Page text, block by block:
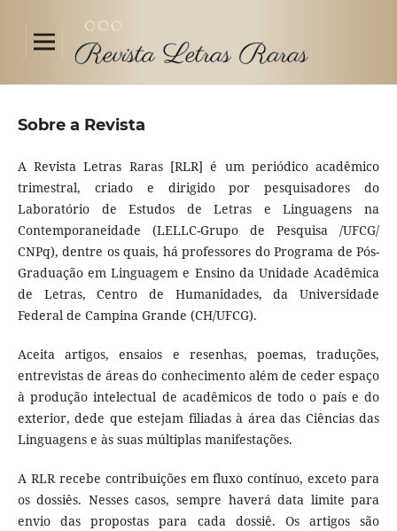
Sobre a Revista
A Revista Letras Raras [RLR] é um periódico acadêmico
trimestral, criado e dirigido por pesquisadores do
Laboratório de Estudos de Letras e Linguagens na
Contemporaneidade (LELLC-Grupo de Pesquisa /UFCG/
CNPq), dentre os quais, há professores do Programa de Pós-
Graduação em Linguagem e Ensino da Unidade Acadêmica
de Letras, Centro de Humanidades, da Universidade
Federal de Campina Grande (CH/UFCG).
Aceita artigos, ensaios e resenhas, poemas, traduções,
entrevistas de áreas do conhecimento além de ceder espaço
à produção intelectual de acadêmicos de todo o país e do
exterior, dede que estejam filiadas à área das Ciências das
Linguagens e às suas múltiplas manifestações.
A RLR recebe contribuições em fluxo contínuo, exceto para
os dossiês. Nesses casos, sempre haverá data limite para
envio das propostas para cada dossiê. Os artigos são